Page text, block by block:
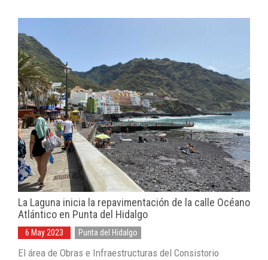
La Laguna inicia la repavimentación de la calle Océano
Atlántico en Punta del Hidalgo
6 May 2023 Punta del Hidalgo
El área de Obras e Infraestructuras del Consistorio